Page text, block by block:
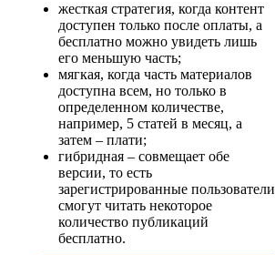
жесткая стратегия, когда контент
доступен только после оплаты, а
бесплатно можно увидеть лишь
его меньшую часть;
мягкая, когда часть материалов
доступна всем, но только в
определенном количестве,
например, 5 статей в месяц, а
затем – плати;
гибридная – совмещает обе
версии, то есть
зарегистрированные пользователи
смогут читать некоторое
количество публикаций
бесплатно.